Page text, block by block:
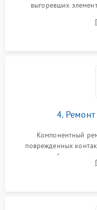
выгоревших
тестирование
всасывания. Оценка
4.
Компонентный
поврежденных
двигателей,
лидара или помпы